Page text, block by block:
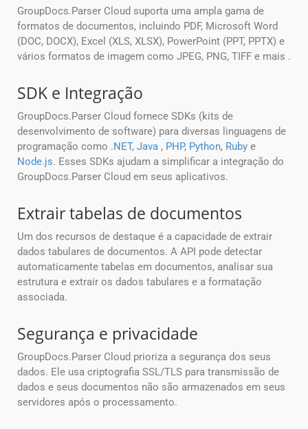
GroupDocs.Parser Cloud suporta uma ampla gama de
formatos de documentos, incluindo PDF, Microsoft Word
(DOC, DOCX), Excel (XLS, XLSX), PowerPoint (PPT, PPTX) e
vários formatos de imagem como JPEG, PNG, TIFF e mais .
SDK e Integração
GroupDocs.Parser Cloud fornece SDKs (kits de
desenvolvimento de software) para diversas linguagens de
programação como .NET, Java , PHP, Python, Ruby e
Node.js. Esses SDKs ajudam a simplificar a integração do
GroupDocs.Parser Cloud em seus aplicativos.
Extrair tabelas de documentos
Um dos recursos de destaque é a capacidade de extrair
dados tabulares de documentos. A API pode detectar
automaticamente tabelas em documentos, analisar sua
estrutura e extrair os dados tabulares e a formatação
associada.
Segurança e privacidade
GroupDocs.Parser Cloud prioriza a segurança dos seus
dados. Ele usa criptografia SSL/TLS para transmissão de
dados e seus documentos não são armazenados em seus
servidores após o processamento.